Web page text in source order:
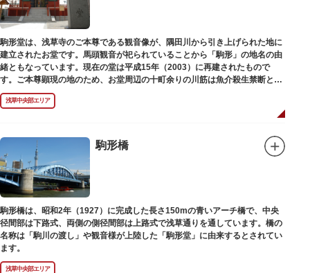
駒形堂は、浅草寺のご本尊である観音像が、隅田川から引き上げられた地に
建立されたお堂です。馬頭観音が祀られていることから「駒形」の地名の由
緒ともなっています。現在の堂は平成15年（2003）に再建されたもので
す。ご本尊顕現の地のため、お堂周辺の十町余りの川筋は魚介殺生禁断とな
り、戒殺碑が建立されました。
浅草中央部エリア
駒形橋
駒形橋は、昭和2年（1927）に完成した長さ150mの青いアーチ橋で、中央
径間部は下路式、両側の側径間部は上路式で浅草通りを通しています。橋の
名称は「駒川の渡し」や観音様が上陸した「駒形堂」に由来するとされてい
ます。
浅草中央部エリア